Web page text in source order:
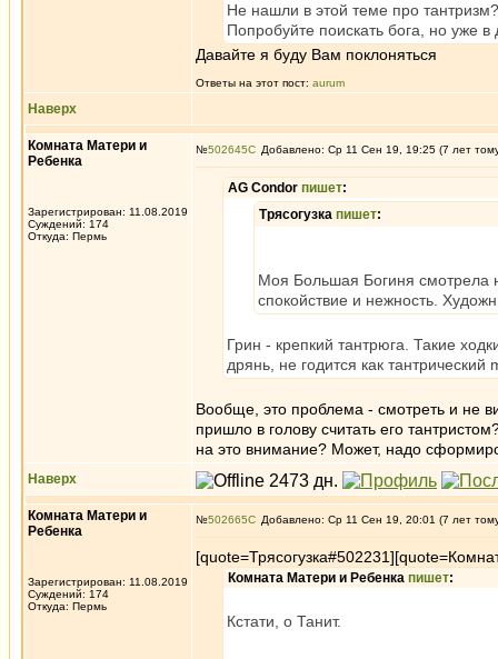
Не нашли в этой теме про
Попробуйте поискать бога, но уже
Давайте я буду Вам поклоняться
Ответы на этот пост: aurum
Наверх
Комната Матери и
Ребенка
Зарегистрирован: 11.08.2019
Суждений: 174
Откуда: Пермь
№502645 Добавлено: Ср 11 Сен 19, 19:25 (7 лет
AG Condor пишет:
Трясогузка пишет:
Моя Большая Богиня смотрела
спокойствие и нежность.
Грин - крепкий тантрюга. Такие
дрянь, не годится как тантрический
Вообще, это проблема - смотреть и не
пришло в голову считать его
на это внимание? Может, надо
Наверх
Комната Матери и
Ребенка
Зарегистрирован: 11.08.2019
Суждений: 174
Откуда: Пермь
№502665 Добавлено: Ср 11 Сен 19, 20:01 (7 лет
Комната Матери и Ребенка пишет:
Кстати, о Танит.